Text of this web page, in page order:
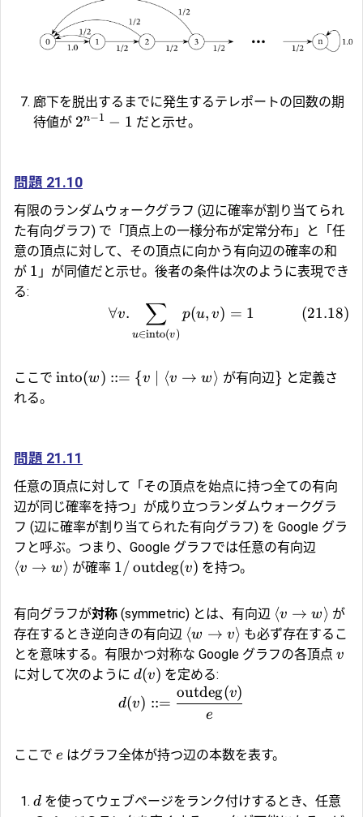
廊下を脱出するまでに発生するテレポートの回数の期
待値が 2n−1 − 1 だと示せ。
問題 21.10
有限のランダムウォークグラフ (辺に確率が割り当てられ
た有向グラフ) で「頂点上の一様分布が定常分布」と「任
意の頂点に対して、その頂点に向かう有向辺の確率の和
が 1 」が同値だと示せ。後者の条件は次のように表現でき
る:
∀v.
u∈into(v)
∑ p(u, v) = 1 (21.18)
ここで into(w) ::= {v ⟨v → w⟩ が有向辺} と定義さ
れる。
問題 21.11
任意の頂点に対して「その頂点を始点に持つ全ての有向
辺が同じ確率を持つ」が成り立つランダムウォークグラ
フ (辺に確率が割り当てられた有向グラフ) を Google グラ
フ と呼ぶ。つまり、Google グラフでは任意の有向辺
⟨v → w⟩ が確率 1/outdeg(v) を持つ。
有向グラフが対称 (symmetric) とは、有向辺 ⟨v → w⟩ が
存在するとき逆向きの有向辺 ⟨w → v⟩ も必ず存在するこ
とを意味する。有限かつ対称な Google グラフの各頂点 v
に対して次のように d(v) を定める:
d(v) ::=
e
outdeg(v)
ここで e はグラフ全体が持つ辺の本数を表す。
d を使ってウェブページをランク付けするとき、任意